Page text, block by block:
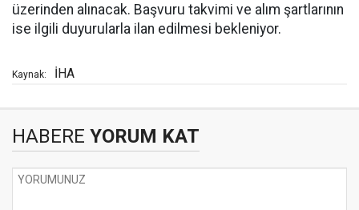
üzerinden alınacak. Başvuru takvimi ve alım şartlarının
ise ilgili duyurularla ilan edilmesi bekleniyor.
Kaynak: İHA
HABERE YORUM KAT